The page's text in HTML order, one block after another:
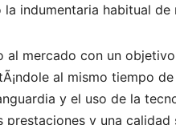
indumentaria habitual de
al mercado con un
al mismo tiempo
y el uso de la
prestaciones y una